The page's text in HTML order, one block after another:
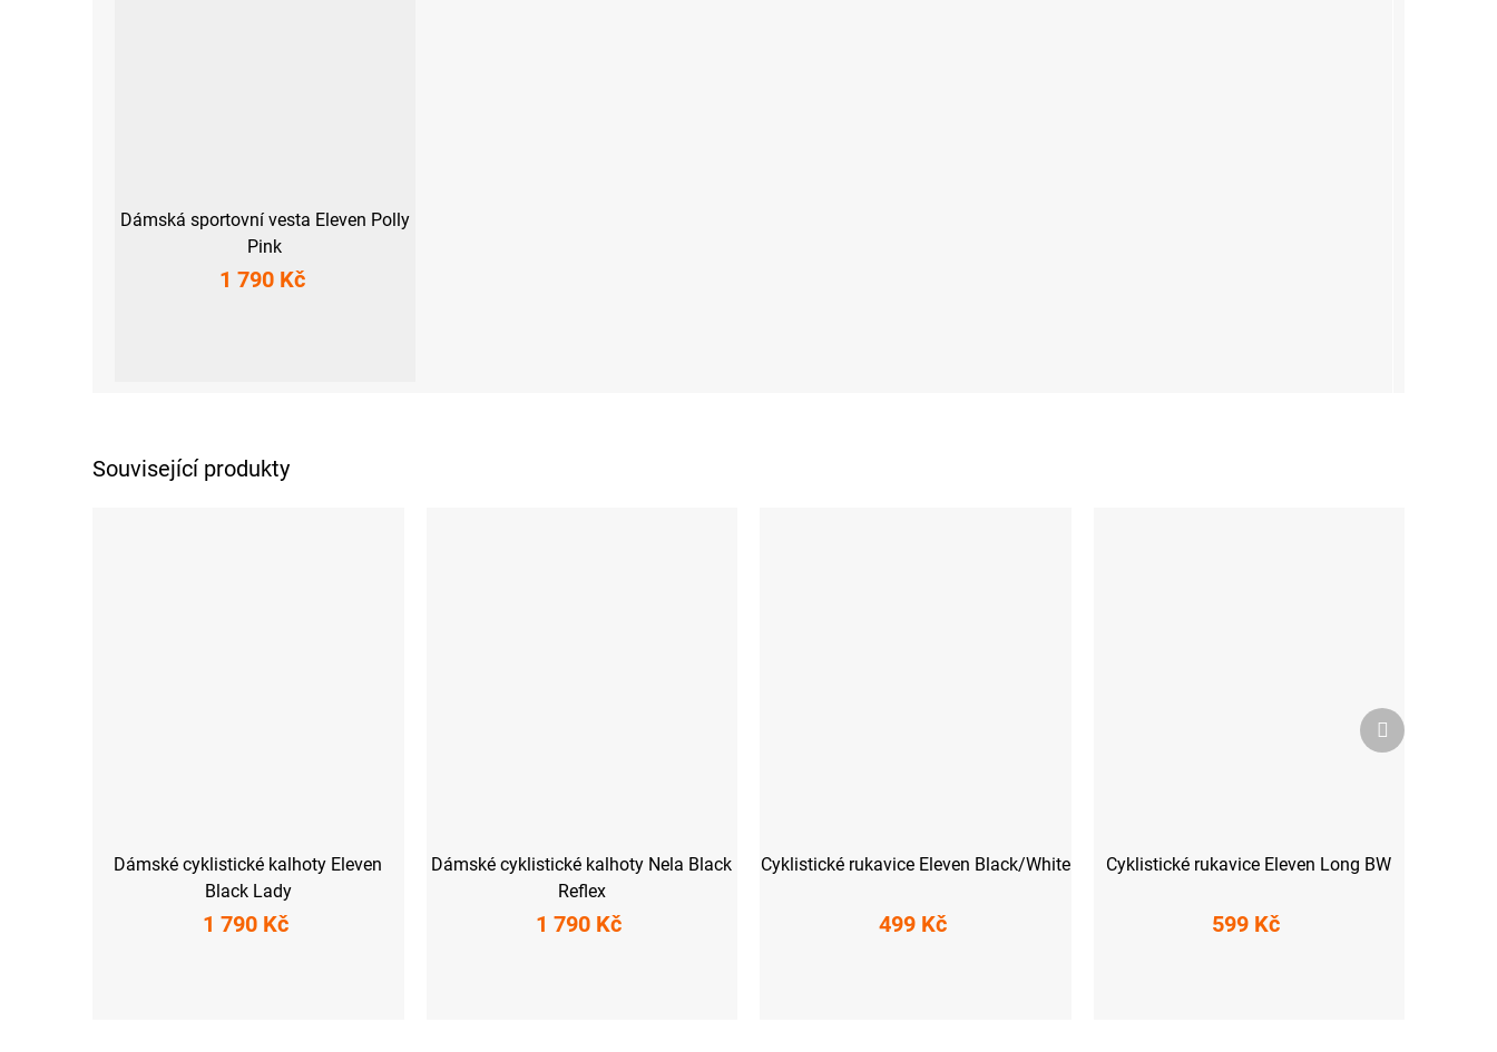
Související produkty
Dámské cyklistické kalhoty Eleven
Black Lady
1 790 Kč
Dámské cyklistické kalhoty Nela Black
Reflex
1 790 Kč
Cyklistické rukavice Eleven Black/White
499 Kč
Cyklistické rukavice Eleven Long BW
599 Kč
Další
produkt
Dámská sportovní vesta Eleven Polly
Pink
1 790 Kč